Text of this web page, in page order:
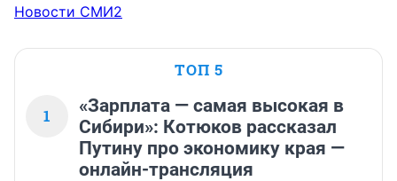
Новости СМИ2
ТОП 5
1
«Зарплата — самая высокая в
Сибири»: Котюков рассказал
Путину про экономику края —
онлайн-трансляция